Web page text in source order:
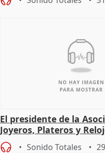
El presidente de la
Joyeros, Plateros y
Córdoba celebra la IGP
Sonido Totales